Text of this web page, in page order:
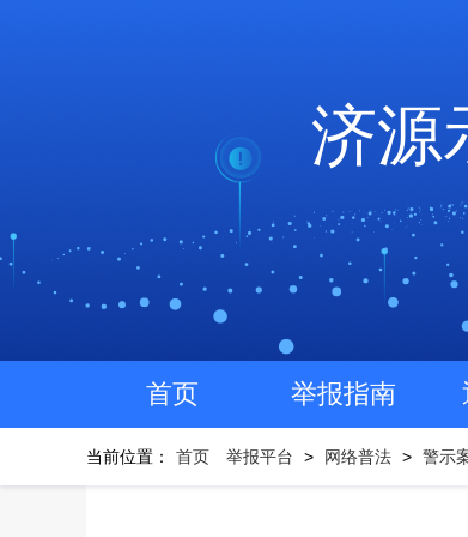
济源
首页 举报指南
当前位置： 首页 举报平台 > 网络普法 > 警示